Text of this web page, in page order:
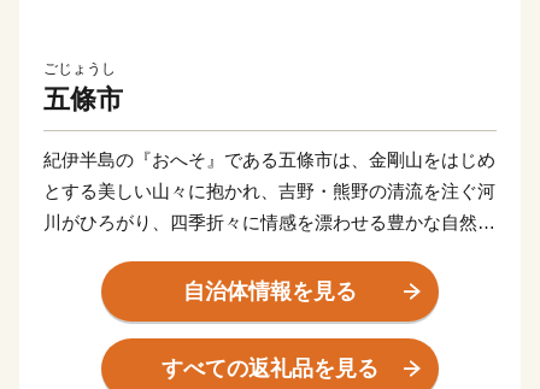
ごじょうし
五條市
紀伊半島の『おへそ』である五條市は、金剛山をはじめ
とする美しい山々に抱かれ、吉野・熊野の清流を注ぐ河
川がひろがり、四季折々に情感を漂わせる豊かな自然に
清らかな大地と水に育まれた日本一の柿や梅などの果
樹、鮎やあまごなどの川魚をはじめ、大自然の恩みを受
けた当地ならではのおいしいものも満載。
明治維新発祥の地である五條市は、ロマンあふれる歴史
自治体情報を見る
すべての返礼品を見る